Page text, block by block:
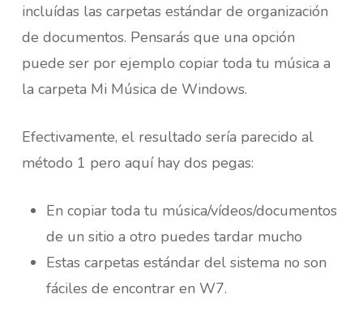
incluídas las carpetas estándar de organización
de documentos. Pensarás que una opción
puede ser por ejemplo copiar toda tu música a
la carpeta Mi Música de Windows.
Efectivamente, el resultado sería parecido al
método 1 pero aquí hay dos pegas:
En copiar toda tu música/vídeos/documentos
de un sitio a otro puedes tardar mucho
Estas carpetas estándar del sistema no son
fáciles de encontrar en W7.